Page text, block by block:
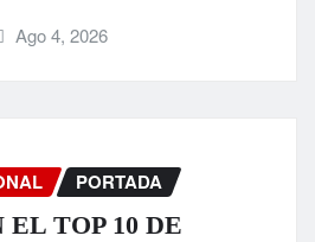
Ago 4, 2026
PORTADA
TOP 10 DE